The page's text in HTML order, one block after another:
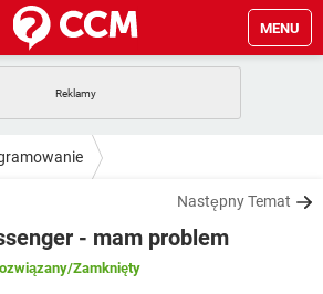
MENU
WHATSAPP
FACEBOOK
TIKTOK
TIKTOK
WHATSAPP
Następny Temat
- mam problem
/Zamknięty